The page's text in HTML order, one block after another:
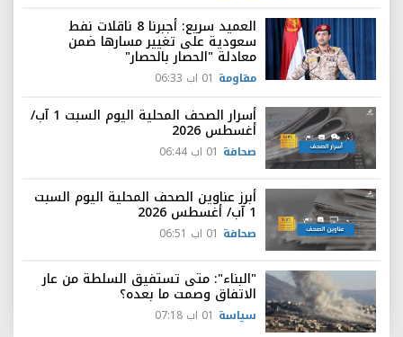
العميد سريع: أجبرنا 8 ناقلات نفط
سعودية على تغيير مسارها ضمن
معادلة "الحصار بالحصار"
مقاومة 01 اب 06:33
أسرار الصحف المحلية اليوم السبت 1 آب/
أغسطس 2026
صحافة 01 اب 06:44
أبرز عناوين الصحف المحلية اليوم السبت
1 آب/ أغسطس 2026
صحافة 01 اب 06:51
"البناء": متى تستفيق السلطة من عار
الاتفاق وصمت ما بعده؟
سياسة 01 اب 07:18